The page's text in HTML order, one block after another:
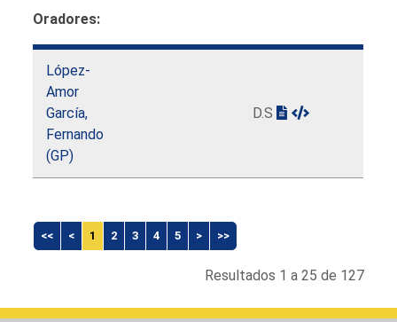
Oradores:
López-
Amor
García,
Fernando
(GP)
D.S
<< < 1 2 3 4 5 > >>
Resultados 1 a 25 de 127